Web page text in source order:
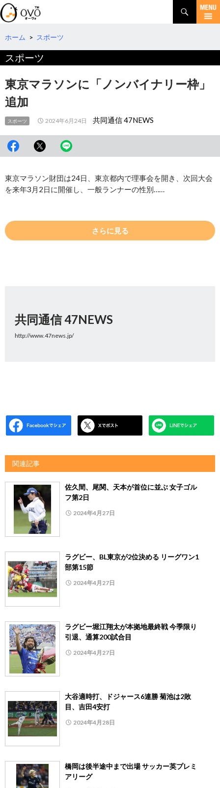
検
索
コ
テ
へ
移
動
ホーム > スポーツ
スポーツ
東京マラソンに「ノンバイナリー枠」
追加
スポーツ 2024年6月24日 共同通信 47NEWS
東京マラソン財団は24日、東京都内で理事会を開き、次回大会
を来年3月2日に開催し、一般ランナーの性別……
さらに見る
共同通信 47NEWS
http://www.47news.jp/
関連記事
佐久間、尾関、天本が首位に並ぶ 女子ゴル
フ第2日
2024年4月27日
ラグビー、BL東京が2位決める リーグワン1
部第15節
2024年4月27日
ラグビー堀江翔太が本拠地最終戦 今季限り
引退、通算200試合目
2024年4月27日
大谷適時打、ドジャース6連勝 菊池は2敗
目、吉田4安打
2024年4月28日
橋岡は後半途中まで出場 サッカー英プレミ
アリーグ